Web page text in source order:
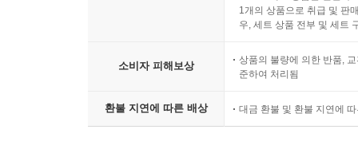
1개의 상품으로 취급 및 판
우, 세트 상품 전부 및 세트
소비자 피해보상
상품의 불량에 의한 반품,
준하여 처리됨
환불 지연에 따른 배상 대금 환불 및 환불 지연에